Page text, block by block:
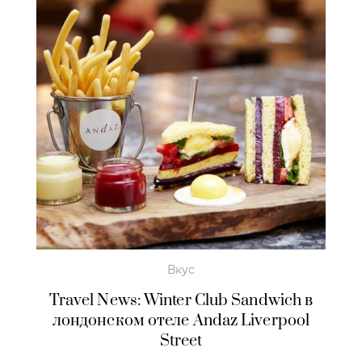
Вкус
Travel News: Winter Club Sandwich в
лондонском отеле Andaz Liverpool
Street